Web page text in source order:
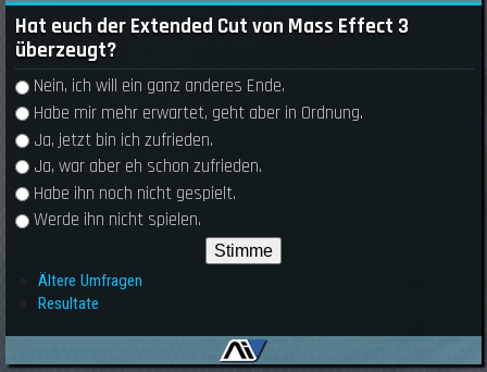
Hat euch der Extended Cut von Mass Effect 3
überzeugt?
Auswahlmöglichkeiten
Nein, ich will ein ganz anderes Ende.
Habe mir mehr erwartet, geht aber in Ordnung.
Ja, jetzt bin ich zufrieden.
Ja, war aber eh schon zufrieden.
Habe ihn noch nicht gespielt.
Werde ihn nicht spielen.
Ältere Umfragen
Resultate